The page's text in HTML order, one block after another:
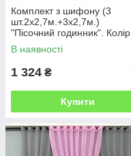
Комплект з шифону (3
шт.2х2,7м.+3х2,7м.)
"Пісочний годинник". Колір
блакитний з рожевим. Код
001дк 10-016
В наявності
1 324 ₴
Купити